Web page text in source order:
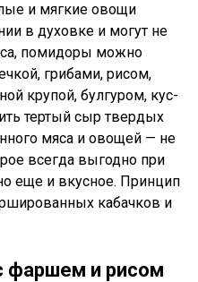
и мягкие овощи
в духовке и могут не
помидоры можно
грибами, рисом,
крупой, булгуром, кус-
тертый сыр твердых
мяса и овощей — не
всегда выгодно при
еще и вкусное. Принцип
кабачков и
фаршем и рисом